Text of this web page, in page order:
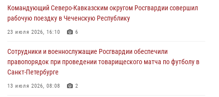
исполнилось 20 лет
08 августа 2026, 07:00
настольному теннису ко Дню физкультурника
08 августа 2026, 07:00
Росгвардейцы обеспечили безопасность «Поезда Победы» в
Командующий Северо-Кавказским округом Росгвардии совершил
рабочую поездку в Чеченскую Республику
23 июля 2026, 16:10 6
Сотрудники и военнослужащие Росгвардии обеспечили
правопорядок при проведении товарищеского матча по футболу в
Санкт-Петербурге
13 июля 2026, 08:08 2